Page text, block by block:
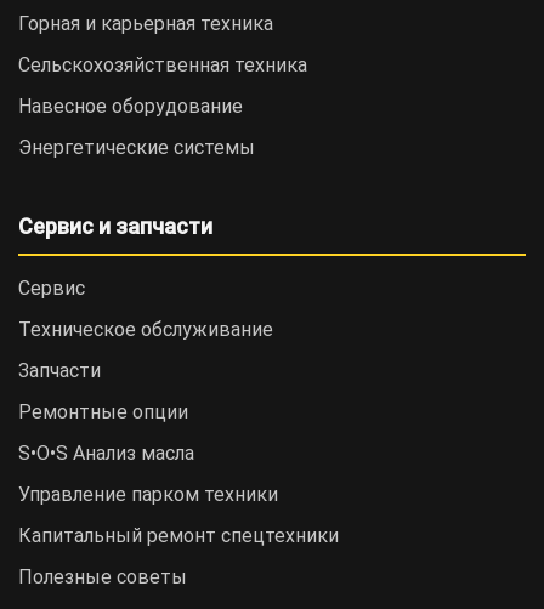
Горная и карьерная техника
Сельскохозяйственная техника
Навесное оборудование
Энергетические системы
Сервис и запчасти
Сервис
Техническое обслуживание
Запчасти
Ремонтные опции
S•O•S Анализ масла
Управление парком техники
Капитальный ремонт спецтехники
Полезные советы